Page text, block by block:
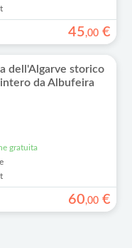
45,00 €
dell'Algarve storico
da Albufeira
gratuita
60,00 €